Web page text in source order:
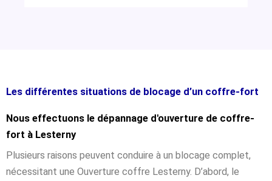
Les différentes situations de blocage d’un coffre-fort
Nous effectuons le dépannage d'ouverture de coffre-
fort à Lesterny
Plusieurs raisons peuvent conduire à un blocage complet,
nécessitant une Ouverture coffre Lesterny. D’abord, le